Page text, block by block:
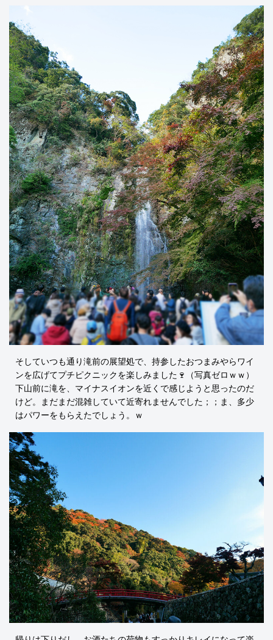
そしていつも通り滝前の展望処で、持参したおつまみやらワイ
ンを広げてプチピクニックを楽しみました🍷（写真ゼロｗｗ）
下山前に滝を、マイナスイオンを近くで感じようと思ったのだ
けど。まだまだ混雑していて近寄れませんでした；；ま、多少
はパワーをもらえたでしょう。ｗ